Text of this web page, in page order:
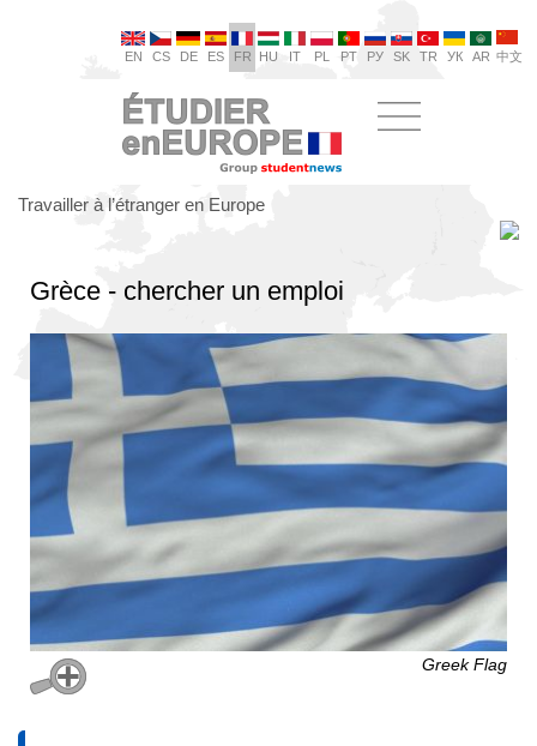
EN CS DE ES FR HU IT PL PT РУ SK TR УК AR 中文
Travailler à l’étranger en Europe
Grèce - chercher un emploi
Greek Flag